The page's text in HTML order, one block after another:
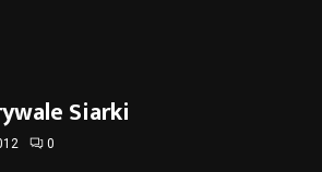
Siarki
0